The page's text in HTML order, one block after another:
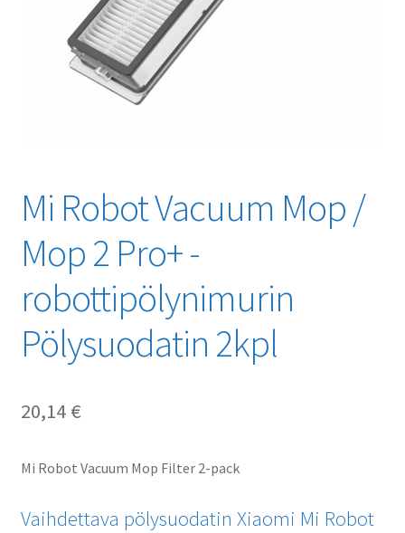
Mi Robot Vacuum Mop /
Mop 2 Pro+ -
robottipölynimurin
Pölysuodatin 2kpl
20,14 €
Mi Robot Vacuum Mop Filter 2-pack
Vaihdettava pölysuodatin Xiaomi Mi Robot